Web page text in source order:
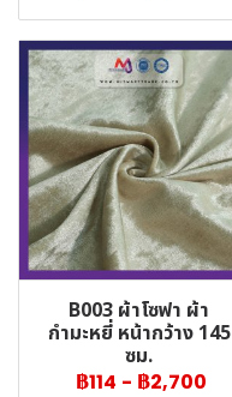
B003 ผ้าโซฟา ผ้า
กำมะหยี่ หน้ากว้าง 145
ซม.
฿114 - ฿2,700